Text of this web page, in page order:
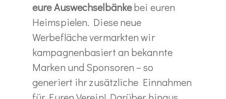
eure Auswechselbänkebei euren
Heimspielen. Diese neue
Werbefläche vermarkten wir
kampagnenbasiert an bekannte
Marken und Sponsoren – so
generiert ihr zusätzliche Einnahmen